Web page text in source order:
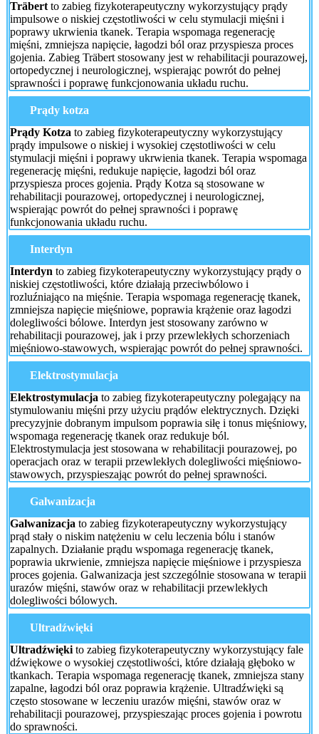
Träbertto zabieg fizykoterapeutyczny wykorzystujący prądy
impulsowe o niskiej częstotliwości w celu stymulacji mięśni i
poprawy ukrwienia tkanek. Terapia wspomaga regenerację
mięśni, zmniejsza napięcie, łagodzi ból oraz przyspiesza proces
gojenia. Zabieg Träbert stosowany jest w rehabilitacji pourazowej,
ortopedycznej i neurologicznej, wspierając powrót do pełnej
sprawności i poprawę funkcjonowania układu ruchu.
Prądy kotza
Prądy Kotza to zabieg fizykoterapeutyczny wykorzystujący
prądy impulsowe o niskiej i wysokiej częstotliwości w celu
stymulacji mięśni i poprawy ukrwienia tkanek. Terapia wspomaga
regenerację mięśni, redukuje napięcie, łagodzi ból oraz
przyspiesza proces gojenia. Prądy Kotza są stosowane w
rehabilitacji pourazowej, ortopedycznej i neurologicznej,
wspierając powrót do pełnej sprawności i poprawę
funkcjonowania układu ruchu.
Interdyn
Interdyn to zabieg fizykoterapeutyczny wykorzystujący prądy o
niskiej częstotliwości, które działają przeciwbólowo i
rozluźniająco na mięśnie. Terapia wspomaga regenerację tkanek,
zmniejsza napięcie mięśniowe, poprawia krążenie oraz łagodzi
dolegliwości bólowe. Interdyn jest stosowany zarówno w
rehabilitacji pourazowej, jak i przy przewlekłych schorzeniach
mięśniowo-stawowych, wspierając powrót do pełnej sprawności.
Elektrostymulacja
Elektrostymulacja to zabieg fizykoterapeutyczny polegający na
stymulowaniu mięśni przy użyciu prądów elektrycznych. Dzięki
precyzyjnie dobranym impulsom poprawia siłę i tonus mięśniowy,
wspomaga regenerację tkanek oraz redukuje ból.
Elektrostymulacja jest stosowana w rehabilitacji pourazowej, po
operacjach oraz w terapii przewlekłych dolegliwości mięśniowo-
stawowych, przyspieszając powrót do pełnej sprawności.
Galwanizacja
Galwanizacja to zabieg fizykoterapeutyczny wykorzystujący
prąd stały o niskim natężeniu w celu leczenia bólu i stanów
zapalnych. Działanie prądu wspomaga regenerację tkanek,
poprawia ukrwienie, zmniejsza napięcie mięśniowe i przyspiesza
proces gojenia. Galwanizacja jest szczególnie stosowana w terapii
urazów mięśni, stawów oraz w rehabilitacji przewlekłych
dolegliwości bólowych.
Ultradźwięki
Ultradźwiękito zabieg fizykoterapeutyczny wykorzystujący fale
dźwiękowe o wysokiej częstotliwości, które działają głęboko w
tkankach. Terapia wspomaga regenerację tkanek, zmniejsza stany
zapalne, łagodzi ból oraz poprawia krążenie. Ultradźwięki są
często stosowane w leczeniu urazów mięśni, stawów oraz w
rehabilitacji pourazowej, przyspieszając proces gojenia i powrotu
do sprawności.